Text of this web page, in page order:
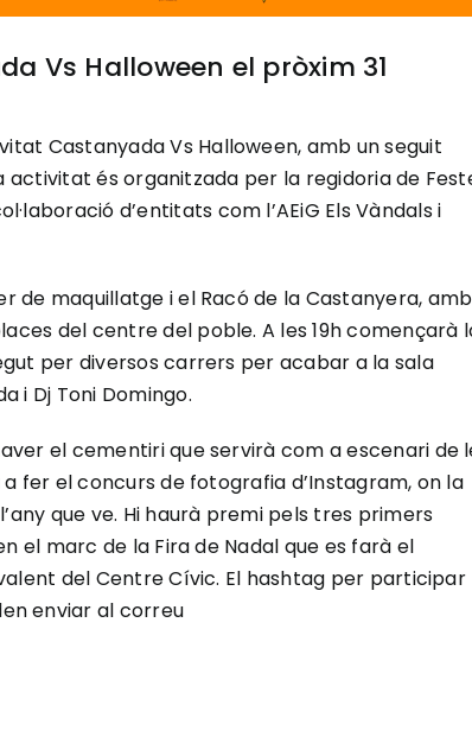
Vs Halloween el pròxim 31
Castanyada Vs Halloween, amb un seguit
activitat és organitzada per la regidoria de
d’entitats com l’AEiG Els Vàndals i
de maquillatge i el Racó de la Castanyera, amb
del centre del poble. A les 19h començarà
per diversos carrers per acabar a la sala
i Dj Toni Domingo.
el cementiri que servirà com a escenari de
fer el concurs de fotografia d’Instagram, on la
que ve. Hi haurà premi pels tres primers
el marc de la Fira de Nadal que es farà el
del Centre Cívic. El hashtag per participar
enviar al correu